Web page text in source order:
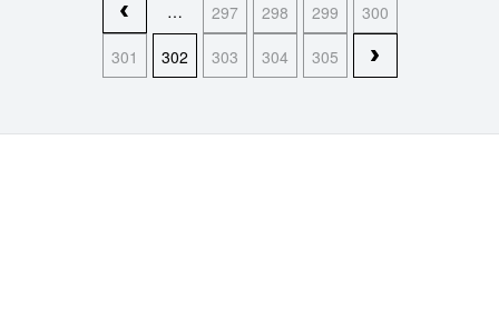
… 297 298 299
300
301
302 303 304 305